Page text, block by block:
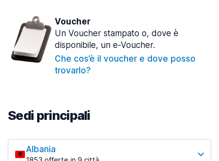
Voucher
Un Voucher stampato o, dove è
disponibile, un e-Voucher.
Che cos’è il voucher e dove posso
trovarlo?
Sedi principali
Albania